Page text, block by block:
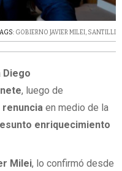
GOBIERNO JAVIER MILEI, SANTILLI
Diego
, luego de
renuncia en medio de la
enriquecimiento
Milei, lo confirmó desde